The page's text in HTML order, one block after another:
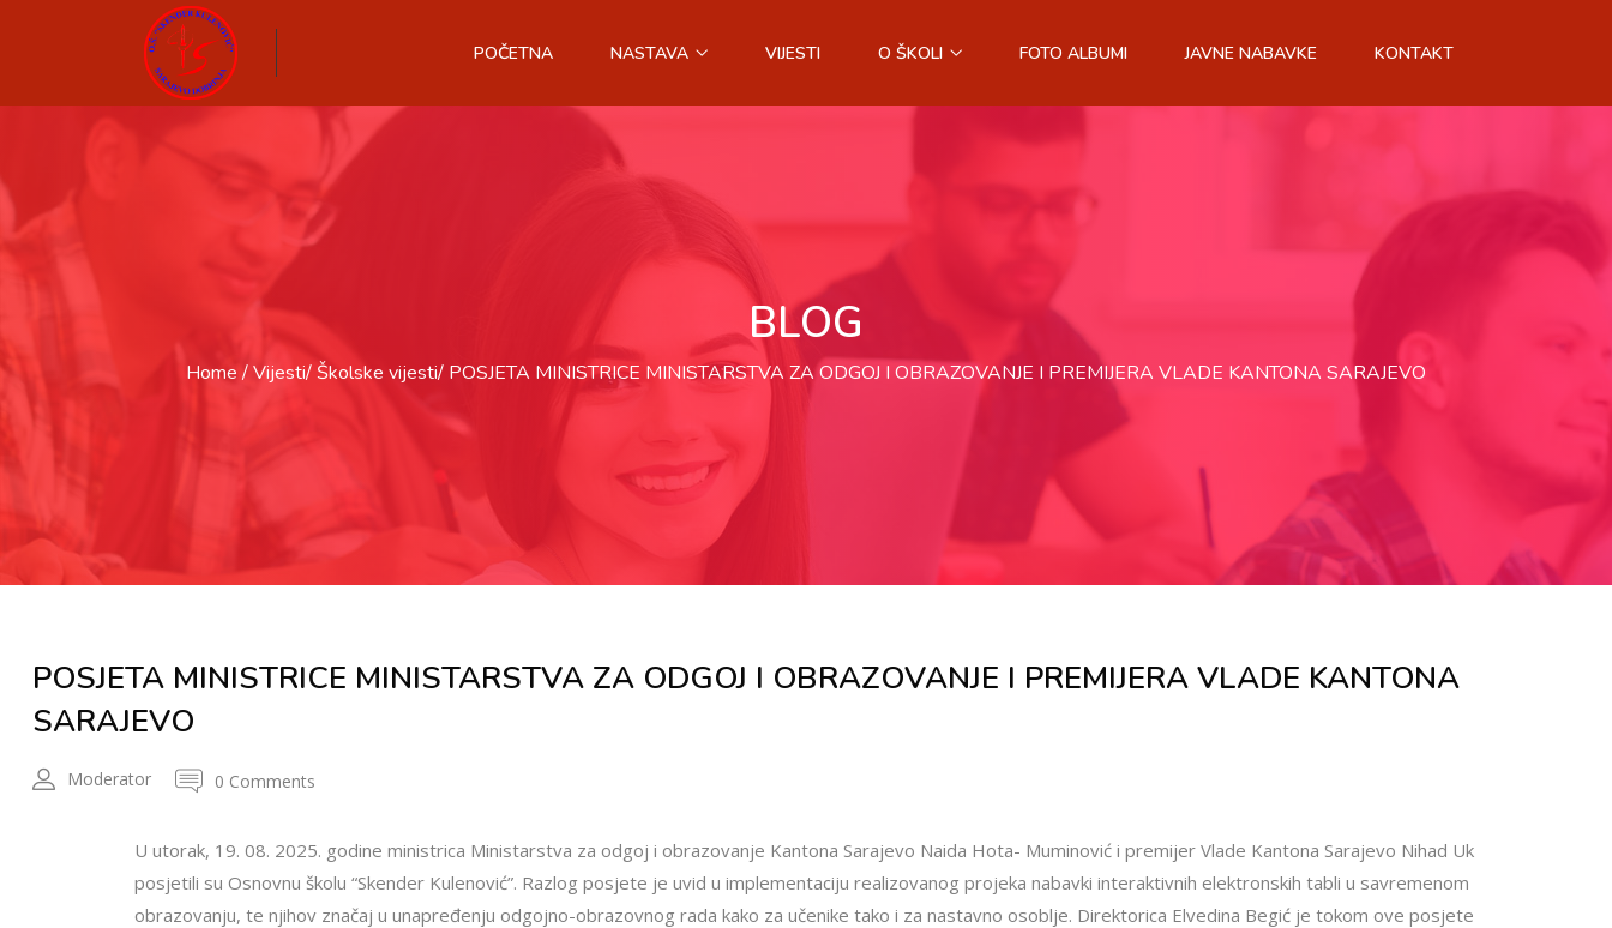
POČETNA NASTAVA VIJESTI O ŠKOLI FOTO ALBUMI JAVNE NABAVKE KONTAKT
BLOG
Home Vijesti Školske vijesti POSJETA MINISTRICE MINISTARSTVA ZA ODGOJ I OBRAZOVANJE I PREMIJERA VLADE KANTONA SARAJEVO
POSJETA MINISTRICE MINISTARSTVA ZA ODGOJ I OBRAZOVANJE I PREMIJERA VLADE KANTONA
SARAJEVO
Moderator 0 Comments
U utorak, 19. 08. 2025. godine ministrica Ministarstva za odgoj i obrazovanje Kantona Sarajevo Naida Hota- Muminović i premijer Vlade Kantona Sarajevo Nihad Uk
posjetili su Osnovnu školu “Skender Kulenović”. Razlog posjete je uvid u implementaciju realizovanog projeka nabavki interaktivnih elektronskih tabli u savremenom
obrazovanju, te njihov značaj u unapređenju odgojno-obrazovnog rada kako za učenike tako i za nastavno osoblje. Direktorica Elvedina Begić je tokom ove posjete